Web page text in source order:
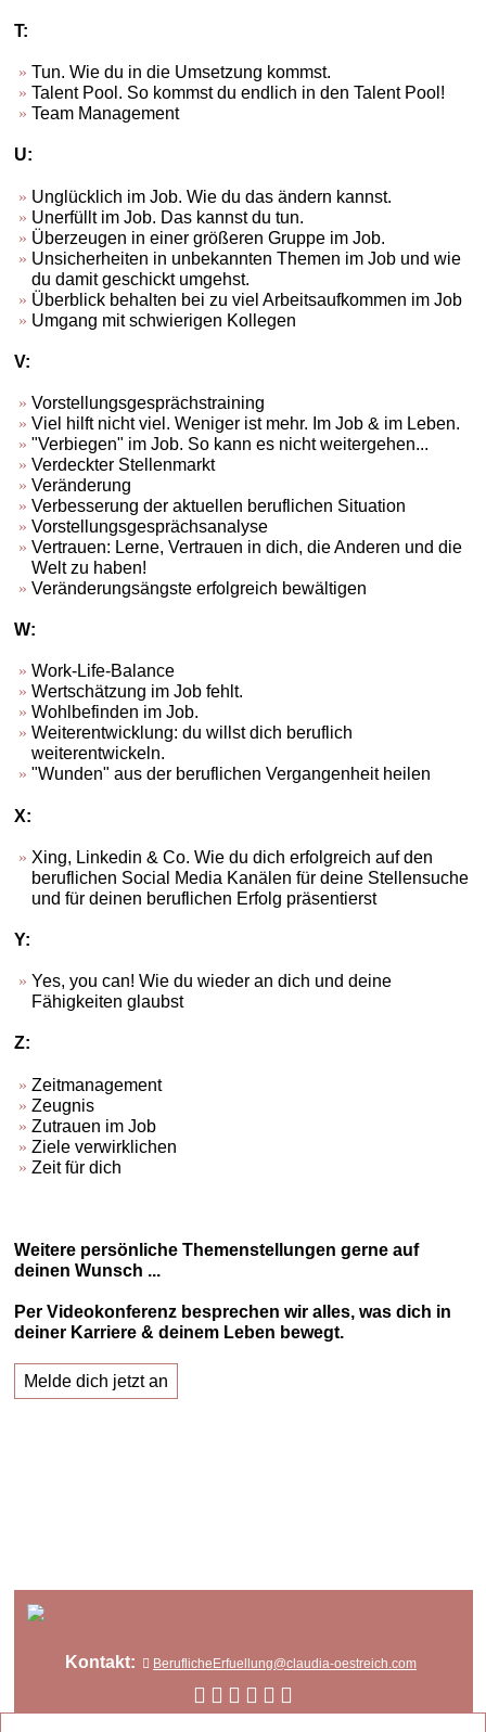
T:
Tun. Wie du in die Umsetzung kommst.
Talent Pool. So kommst du endlich in den Talent Pool!
Team Management
U:
Unglücklich im Job. Wie du das ändern kannst.
Unerfüllt im Job. Das kannst du tun.
Überzeugen in einer größeren Gruppe im Job.
Unsicherheiten in unbekannten Themen im Job und wie
du damit geschickt umgehst.
Überblick behalten bei zu viel Arbeitsaufkommen im Job
Umgang mit schwierigen Kollegen
V:
Vorstellungsgesprächstraining
Viel hilft nicht viel. Weniger ist mehr. Im Job & im Leben.
"Verbiegen" im Job. So kann es nicht weitergehen...
Verdeckter Stellenmarkt
Veränderung
Verbesserung der aktuellen beruflichen Situation
Vorstellungsgesprächsanalyse
Vertrauen: Lerne, Vertrauen in dich, die Anderen und die
Welt zu haben!
Veränderungsängste erfolgreich bewältigen
W:
Work-Life-Balance
Wertschätzung im Job fehlt.
Wohlbefinden im Job.
Weiterentwicklung: du willst dich beruflich
weiterentwickeln.
"Wunden" aus der beruflichen Vergangenheit heilen
X:
Xing, Linkedin & Co. Wie du dich erfolgreich auf den
beruflichen Social Media Kanälen für deine Stellensuche
und für deinen beruflichen Erfolg präsentierst
Y:
Yes, you can! Wie du wieder an dich und deine
Fähigkeiten glaubst
Z:
Zeitmanagement
Zeugnis
Zutrauen im Job
Ziele verwirklichen
Zeit für dich
Weitere persönliche Themenstellungen gerne auf
deinen Wunsch ...
Per Videokonferenz besprechen wir alles, was dich in
deiner Karriere & deinem Leben bewegt.
Melde dich jetzt an
Kontakt: BeruflicheErfuellung@claudia-oestreich.com